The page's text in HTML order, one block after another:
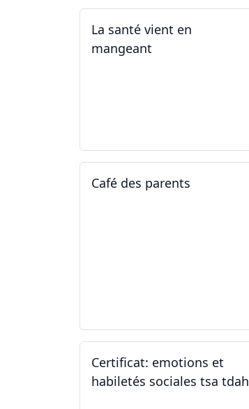
La santé vient en
mangeant
Café des parents
Certificat: emotions et
habiletés sociales tsa tdah